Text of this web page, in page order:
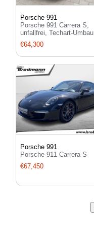
Porsche 991
Porsche 991 Carrera S,
unfallfrei, Techart-Umbau
€64,300
Porsche 991
Porsche 911 Carrera S
€67,450